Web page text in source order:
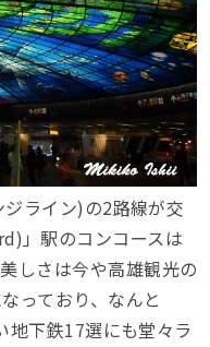
ライン)の2路線が交
」駅のコンコースは
しさは今や高雄観光の
っており、なんと
地下鉄17選にも堂々ラ